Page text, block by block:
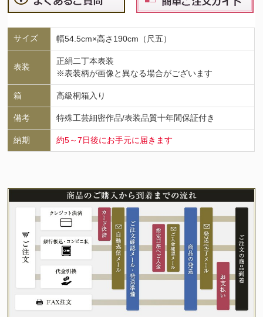
サイズ 幅54.5cm×高さ190cm（尺五）
表装
正絹二丁本表装
※表装柄が画像と異なる場合がございます
箱 高級桐箱入り
備考 特殊工芸細密作品/表装品質十年間保証付き
納期 約5～7日後にお手元に届きます